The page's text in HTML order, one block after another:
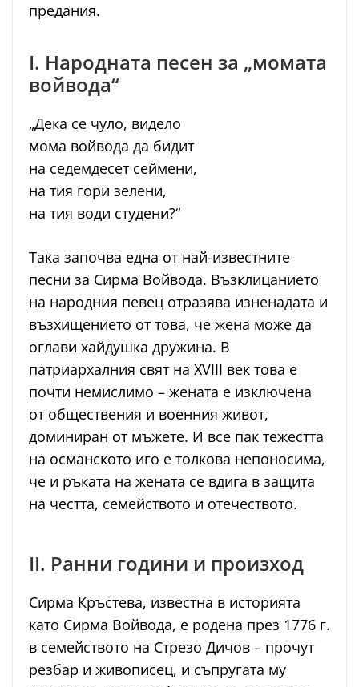
предания.
I. Народната песен за „момата
войвода“
„Дека се чуло, видело
мома войвода да бидит
на седемдесет сеймени,
на тия гори зелени,
на тия води студени?“
Така започва една от най-известните
песни за Сирма Войвода. Възклицанието
на народния певец отразява изненадата и
възхищението от това, че жена може да
оглави хайдушка дружина. В
патриархалния свят на XVIII век това е
почти немислимо – жената е изключена
от обществения и военния живот,
доминиран от мъжете. И все пак тежестта
на османското иго е толкова непоносима,
че и ръката на жената се вдига в защита
на честта, семейството и отечеството.
II. Ранни години и произход
Сирма Кръстева, известна в историята
като Сирма Войвода, е родена през 1776 г.
в семейството на Стрезо Дичов – прочут
резбар и живописец, и съпругата му